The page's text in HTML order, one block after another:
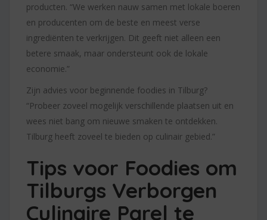
producten. “We werken nauw samen met lokale boeren
en producenten om de beste en meest verse
ingrediënten te verkrijgen. Dit geeft niet alleen een
betere smaak, maar ondersteunt ook de lokale
economie.”
Zijn advies voor beginnende foodies in Tilburg?
“Probeer zoveel mogelijk verschillende plaatsen uit en
wees niet bang om nieuwe smaken te ontdekken.
Tilburg heeft zoveel te bieden op culinair gebied.”
Tips voor Foodies om
Tilburgs Verborgen
Culinaire Parel te